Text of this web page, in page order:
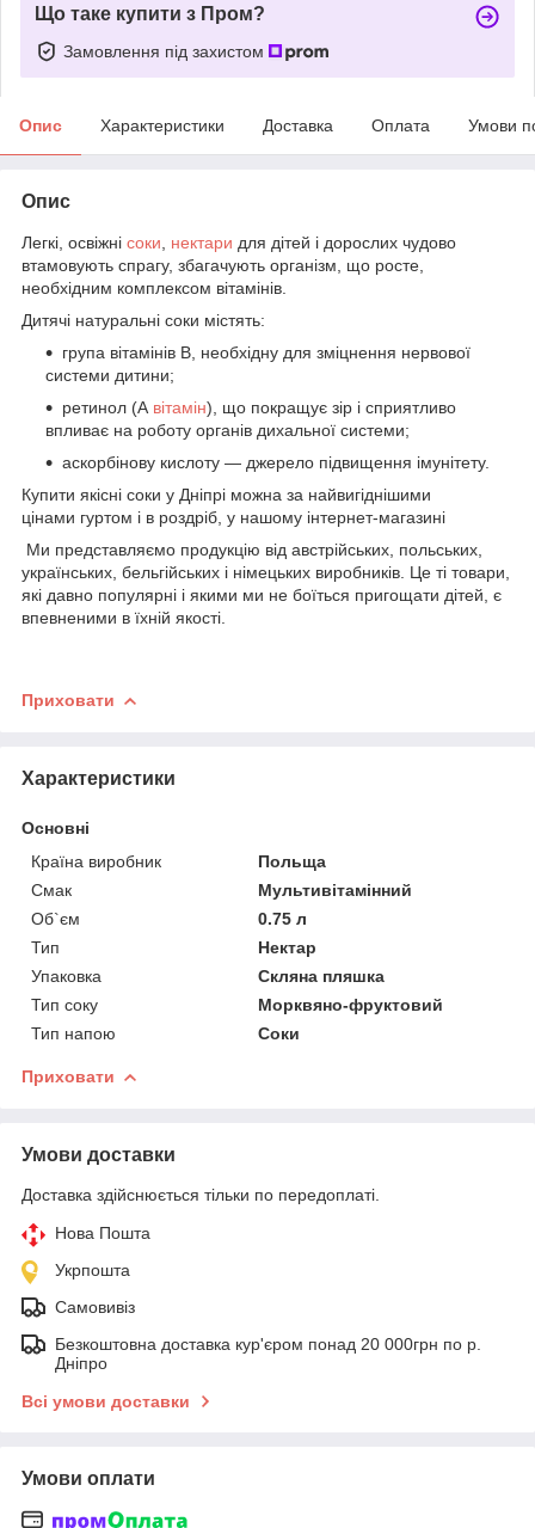
Що таке купити з Пром?
Замовлення під захистом
Опис Характеристики Доставка Оплата Умови
Опис
Легкі, освіжні соки нектари для дітей і дорослих чудово
втамовують спрагу, збагачують організм, що росте,
необхідним комплексом вітамінів.
Дитячі натуральні соки містять:
група вітамінів В, необхідну для зміцнення нервової
системи дитини;
ретинол (А вітамін), що покращує зір і сприятливо
впливає на роботу органів дихальної системи;
аскорбінову кислоту — джерело підвищення імунітету.
Купити якісні соки у Дніпрі можна за найвигіднішими
цінами гуртом і в роздріб, у нашому інтернет-магазині
Ми представляємо продукцію від австрійських, польських,
українських, бельгійських і німецьких виробників. Це ті товари,
які давно популярні і якими ми не боїться пригощати дітей, є
впевненими в їхній якості.
Приховати
Характеристики
Основні
Країна виробник
Польща
Смак
Мультивітамінний
Об`єм
0.75 л
Тип
Нектар
Упаковка
Скляна пляшка
Тип соку
Морквяно-фруктовий
Тип напою
Соки
Приховати
Умови доставки
Доставка здійснюється тільки по передоплаті.
Нова Пошта
Укрпошта
Самовивіз
Безкоштовна доставка кур'єром понад 20 000грн по р.
Дніпро
Всі умови доставки
Умови оплати